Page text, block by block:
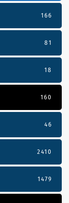
166
81
18
160
46
2410
1479